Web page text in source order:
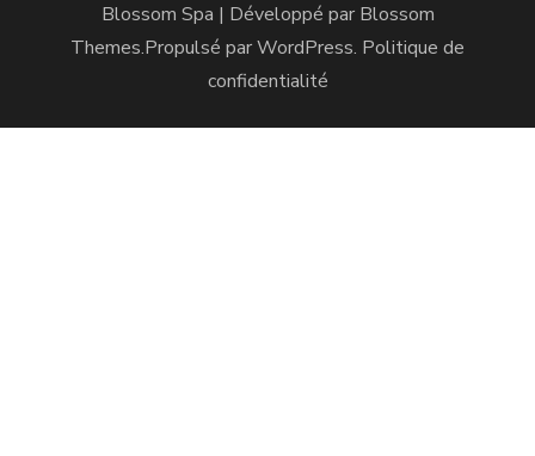
Blossom Spa | Développé par Blossom
Themes.Propulsé parWordPress. Politique de
confidentialité